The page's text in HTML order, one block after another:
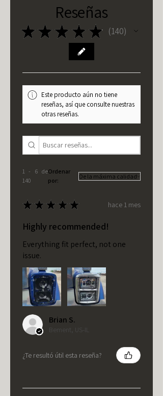
Reseñas
★ ★ ★ ★ ★ 140
140
Este producto aún no tiene
reseñas, así que consulte nuestras
otras reseñas.
1 - 6 de
140
Ordenar
por:
★ ★ ★ ★ ★ hace 1 mes
Highly recommended!
Everything fit perfect, not one
issue.
Brian S.
Bement, US-IL
¿Te resultó útil esta reseña?